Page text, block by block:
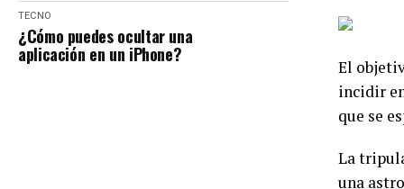
TECNO
¿Cómo puedes ocultar una
aplicación en un iPhone?
El
incidir
que se
La
una